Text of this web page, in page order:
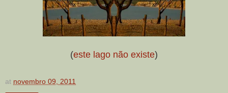
(este lago não existe)
at novembro 09, 2011